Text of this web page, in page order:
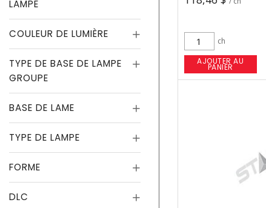
LAMPE
COULEUR DE LUMIÈRE
TYPE DE BASE DE LAMPE
GROUPE
BASE DE LAME
TYPE DE LAMPE
FORME
DLC
ch
AJOUTER AU
PANIER